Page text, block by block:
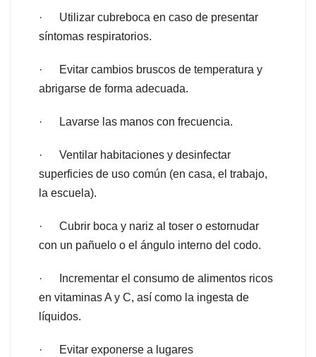
· Utilizar cubreboca en caso de presentar
síntomas respiratorios.
· Evitar cambios bruscos de temperatura y
abrigarse de forma adecuada.
· Lavarse las manos con frecuencia.
· Ventilar habitaciones y desinfectar
superficies de uso común (en casa, el trabajo,
la escuela).
· Cubrir boca y nariz al toser o estornudar
con un pañuelo o el ángulo interno del codo.
· Incrementar el consumo de alimentos ricos
en vitaminas A y C, así como la ingesta de
líquidos.
· Evitar exponerse a lugares